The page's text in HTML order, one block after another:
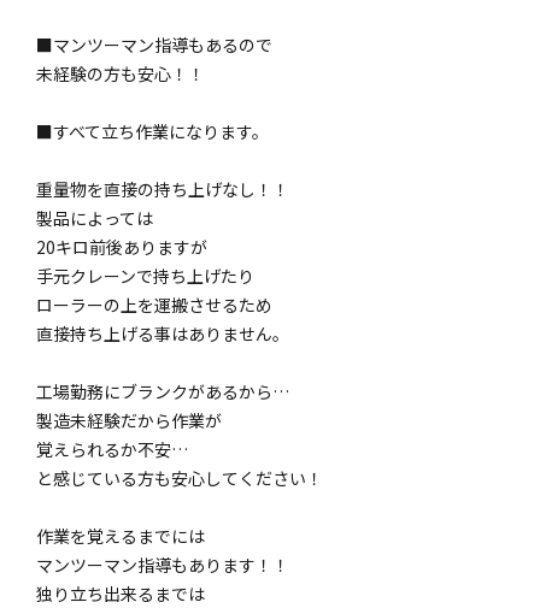
■マンツーマン指導もあるので
未経験の方も安心！！
■すべて立ち作業になります。
重量物を直接の持ち上げなし！！
製品によっては
20キロ前後ありますが
手元クレーンで持ち上げたり
ローラーの上を運搬させるため
直接持ち上げる事はありません。
工場勤務にブランクがあるから…
製造未経験だから作業が
覚えられるか不安…
と感じている方も安心してください！
作業を覚えるまでには
マンツーマン指導もあります！！
独り立ち出来るまでは